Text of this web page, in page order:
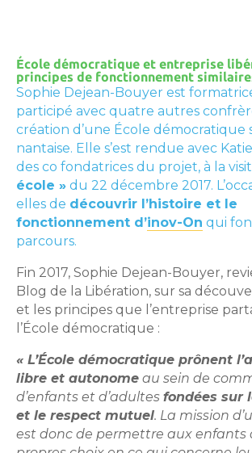
École démocratique et entreprise
principes de fonctionnement
Sophie Dejean-Bouyer est
participé avec quatre autres
création d’une École démocratique
nantaise. Elle s’est rendue avec
des co fondatrices du projet, à la
école » du 22 décembre 2017.
elles de découvrir l’histoire et le
fonctionnement d’inov-On qui
parcours.
Fin 2017, Sophie Dejean-Bouyer,
Blog de la Libération, sur sa
et les principes que l’entreprise
l’École démocratique :
« L’École démocratique prônent
libre et autonome au sein de
d’enfants et d’adultes fondées sur
et le respect mutuel. La mission
est donc de permettre aux enfants